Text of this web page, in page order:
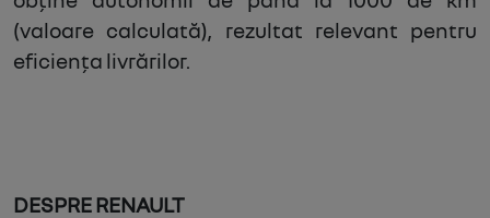
(valoare calculată), rezultat relevant pentru
eficiența livrărilor.
DESPRE RENAULT